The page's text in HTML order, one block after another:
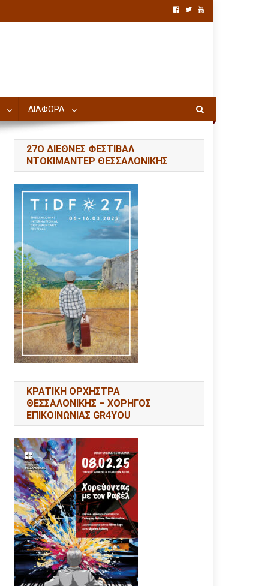
ΔΙΑΦΟΡΑ
27Ο ΔΙΕΘΝΕΣ ΦΕΣΤΙΒΑΛ
ΝΤΟΚΙΜΑΝΤΕΡ ΘΕΣΣΑΛΟΝΙΚΗΣ
ΚΡΑΤΙΚΗ ΟΡΧΗΣΤΡΑ
ΘΕΣΣΑΛΟΝΙΚΗΣ – ΧΟΡΗΓΟΣ
ΕΠΙΚΟΙΝΩΝΙΑΣ GR4YOU